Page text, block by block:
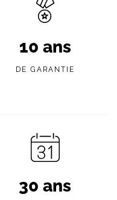
10 ans
DE GARANTIE
30 ans